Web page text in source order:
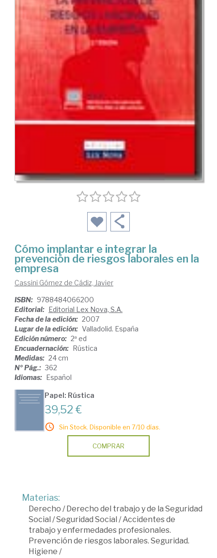
Cómo implantar e integrar la
prevención de riesgos laborales en la
empresa
Cassini Gómez de Cádiz, Javier
ISBN: 9788484066200
Editorial: Editorial Lex Nova, S.A.
Fecha de la edición: 2007
Lugar de la edición: Valladolid. España
Edición número: 2ª ed
Encuadernación: Rústica
Medidas: 24 cm
Nº Pág.: 362
Idiomas: Español
Papel: Rústica
39,52 €
Sin Stock. Disponible en 7/10 días.
COMPRAR
Materias:
Derecho /Derecho del trabajo y de la Seguridad
Social /Seguridad Social /Accidentes de
trabajo y enfermedades profesionales.
Prevención de riesgos laborales. Seguridad.
Higiene /